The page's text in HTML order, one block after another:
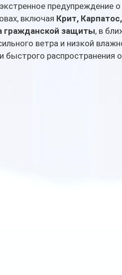
предупреждение
включая Крит,
гражданской защиты, в
ветра и низкой
быстрого распространения